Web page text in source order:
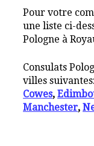
Pour votre
une liste ci-
Pologne à
Consulats
villes
Cowes,
Manchester,